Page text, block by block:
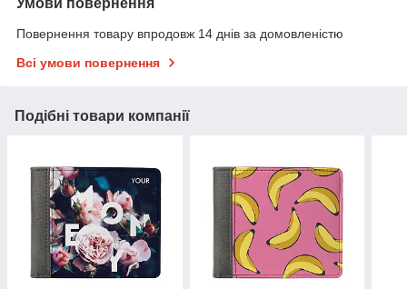
Повернення товару впродовж 14 днів за домовленістю
Всі умови повернення
Подібні товари компанії